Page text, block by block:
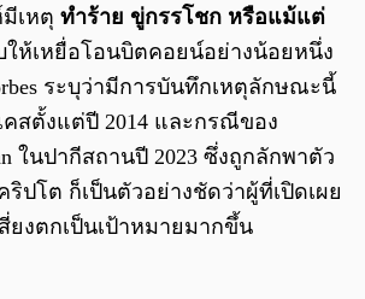
เหตุ ทำร้าย ขู่กรรโชก หรือแม้แต่
ให้เหยื่อโอนบิตคอยน์อย่างน้อยหนึ่ง
ระบุว่ามีการบันทึกเหตุลักษณะนี้
คสตั้งแต่ปี 2014 และกรณีของ
ในปากีสถานปี 2023 ซึ่งถูกลักพาตัว
ริปโต ก็เป็นตัวอย่างชัดว่าผู้ที่เปิดเผย
ยงตกเป็นเป้าหมายมากขึ้น